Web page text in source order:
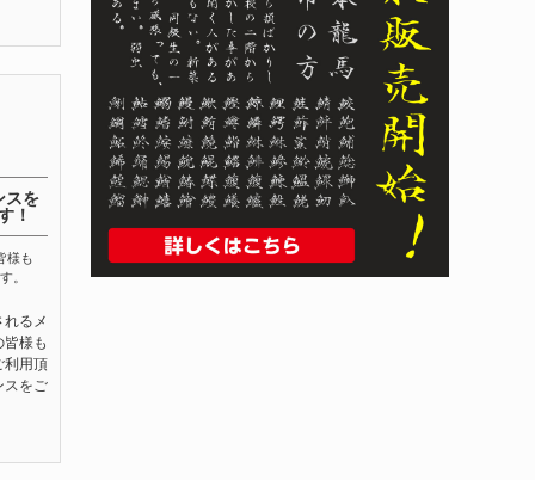
スを
！
様も
。
るメ
様も
利用頂
スをご